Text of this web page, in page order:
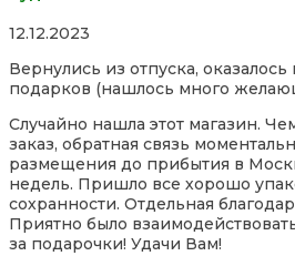
Rated
out
of
12.12.2023
Вернулись из отпуска,
подарков (нашлось много
Случайно нашла этот магазин.
заказ, обратная связь
размещения до прибытия в
недель. Пришло все хорошо
сохранности. Отдельная
Приятно было
за подарочки! Удачи Вам!